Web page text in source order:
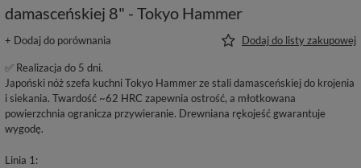
damasceńskiej 8" - Tokyo Hammer
+ Dodaj do porównania Dodaj do listy zakupowej
✅ Realizacja do 5 dni.
Japoński nóż szefa kuchni Tokyo Hammer ze stali damasceńskiej do krojenia
i siekania. Twardość ~62 HRC zapewnia ostrość, a młotkowana
powierzchnia ogranicza przywieranie. Drewniana rękojeść gwarantuje
wygodę.
Linia 1